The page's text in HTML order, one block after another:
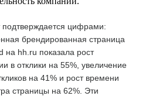
цифрами:
брендированная страница
на hh.ru показала рост
в отклики на 55%, увеличение
на 41% и рост времени
страницы на 62%. Эти